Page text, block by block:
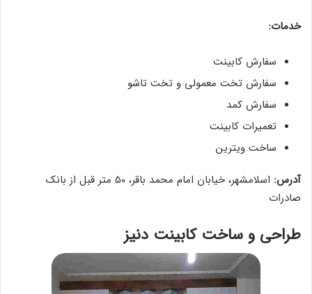
خدمات:
سفارش کابینت
سفارش تخت معمولی و تخت تاشو
سفارش کمد
تعمیرات کابینت
ساخت ویترین
آدرس:
اسلامشهر، خیابان امام محمد باقر، 50 متر قبل از بانک
صادرات
طراحی و ساخت کابینت دنیز